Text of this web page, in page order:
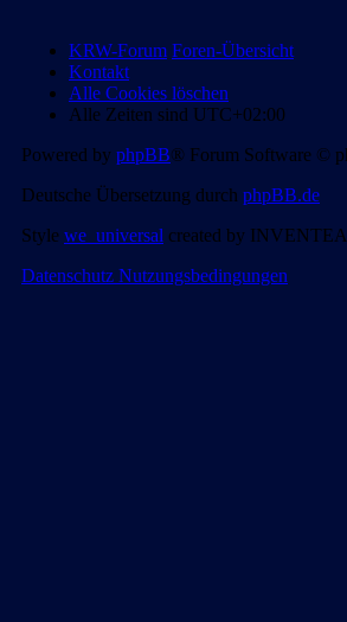
KRW-Forum Foren-Übersicht
Kontakt
Alle Cookies löschen
Alle Zeiten sind UTC+02:00
Powered by phpBB® Forum Software ©
Deutsche Übersetzung durch phpBB.de
Style we_universal created by
Datenschutz Nutzungsbedingungen